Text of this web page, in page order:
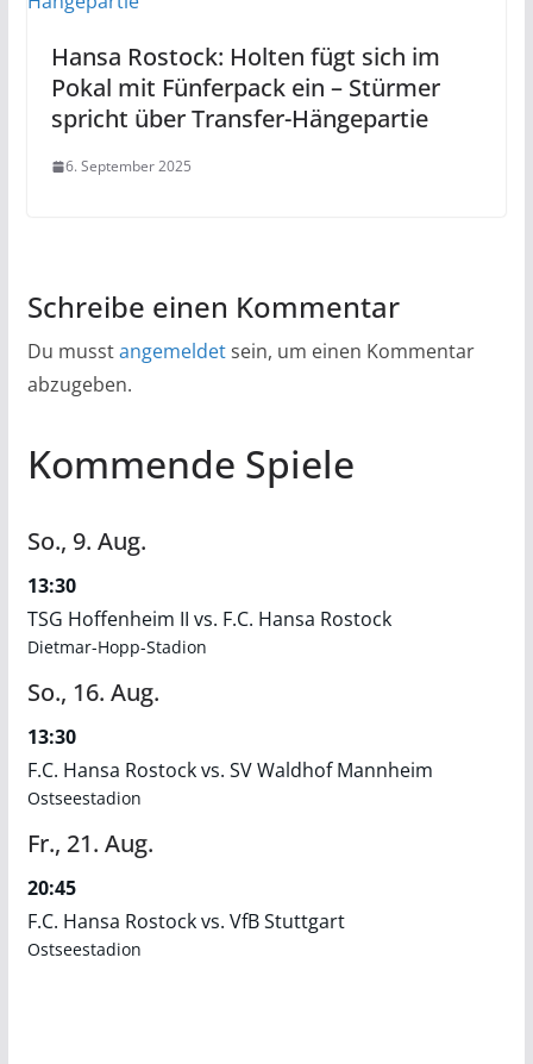
Hansa Rostock: Holten fügt sich im
Pokal mit Fünferpack ein – Stürmer
spricht über Transfer-Hängepartie
6. September 2025
Schreibe einen Kommentar
Du musstangemeldetsein, um einen Kommentar
abzugeben.
Kommende Spiele
So., 9. Aug.
13:30
TSG Hoffenheim II vs. F.C. Hansa Rostock
Dietmar-Hopp-Stadion
So., 16. Aug.
13:30
F.C. Hansa Rostock vs. SV Waldhof Mannheim
Ostseestadion
Fr., 21. Aug.
20:45
F.C. Hansa Rostock vs. VfB Stuttgart
Ostseestadion